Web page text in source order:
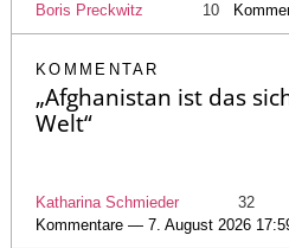
Boris Preckwitz 10
KOMMENTAR
„Afghanistan ist das
Welt“
Katharina Schmieder
32
Kommentare — 7. August 2026